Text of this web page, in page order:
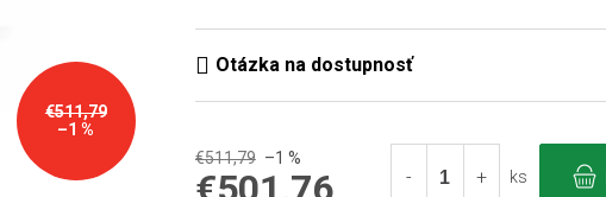
€511,79
–1 %
€511,79 –1 %
ks